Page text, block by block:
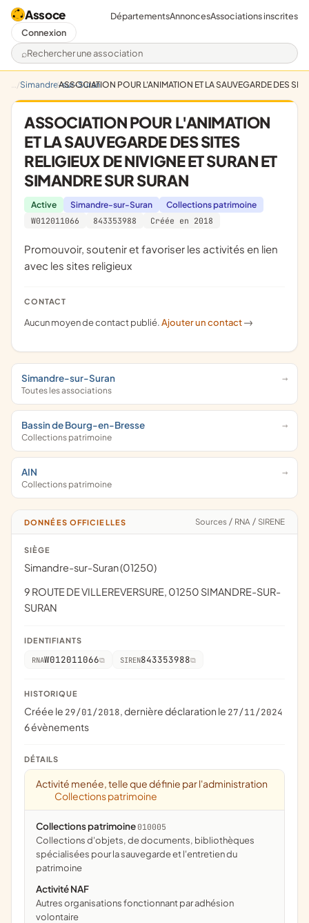
Assoce
Rechercher une association
DépartementsAnnoncesAssociations inscrites
Connexion
Simandre-sur-Suran
ASSOCIATION POUR L'ANIMATION ET LA SAUVEGARDE DES
ASSOCIATION POUR L'ANIMATION
ET LA SAUVEGARDE DES SITES
RELIGIEUX DE NIVIGNE ET SURAN ET
SIMANDRE SUR SURAN
Active Simandre-sur-Suran
Collections patrimoine
W012011066
843353988 Créée en 2018
promouvoir, soutenir et favoriser les activités en lien
avec les sites religieux
CONTACT
Aucun moyen de contact publié.Ajouter un contact ->
Simandre-sur-Suran
Toutes les associations
Bassin de Bourg-en-Bresse
Collections patrimoine
AIN
Collections patrimoine
DONNÉES OFFICIELLES Sources / RNA / SIRENE
SIÈGE
Simandre-sur-Suran (01250)
9 ROUTE DE VILLEREVERSURE, 01250 SIMANDRE-SUR-
SURAN
IDENTIFIANTS
RNAW012011066 SIREN843353988
HISTORIQUE
Créée le 29/01/2018, dernière déclaration le 27/11/2024
6 évènements
DÉTAILS
Activité menée, telle que définie par l'administration
Collections patrimoine
Collections patrimoine 010005
collections d'objets, de documents, bibliothèques
spécialisées pour la sauvegarde et l'entretien du
patrimoine
Activité NAF
Autres organisations fonctionnant par adhésion
volontaire